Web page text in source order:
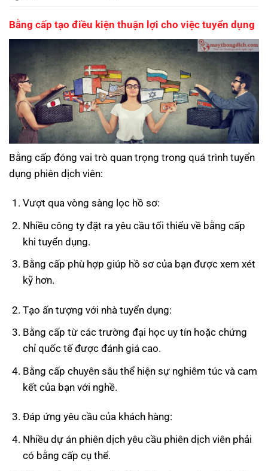
Bằng cấp tạo điều kiện thuận lợi cho việc tuyển dụng
Bằng cấp đóng vai trò quan trọng trong quá trình tuyển
dụng phiên dịch viên:
Vượt qua vòng sàng lọc hồ sơ:
Nhiều công ty đặt ra yêu cầu tối thiểu về bằng cấp
khi tuyển dụng.
Bằng cấp phù hợp giúp hồ sơ của bạn được xem xét
kỹ hơn.
Tạo ấn tượng với nhà tuyển dụng:
Bằng cấp từ các trường đại học uy tín hoặc chứng
chỉ quốc tế được đánh giá cao.
Bằng cấp chuyên sâu thể hiện sự nghiêm túc và cam
kết của bạn với nghề.
Đáp ứng yêu cầu của khách hàng:
Nhiều dự án phiên dịch yêu cầu phiên dịch viên phải
có bằng cấp cụ thể.